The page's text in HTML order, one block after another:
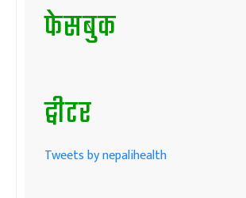
फेसबुक
ट्वीटर
Tweets by nepalihealth